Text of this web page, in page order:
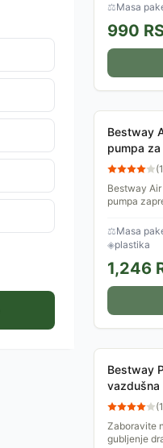
⚖Masa
990
Bestway
pumpa
62086
(
Bestway
pumpa
stvari na
⚖Masa
◈plastika
1,246
Bestway
vazdušna
(
Zaboravite
gubljenje